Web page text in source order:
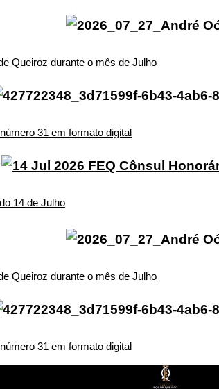
Queiroz durante o mês de Julho
31 em formato digital
14 de Julho
Queiroz durante o mês de Julho
31 em formato digital